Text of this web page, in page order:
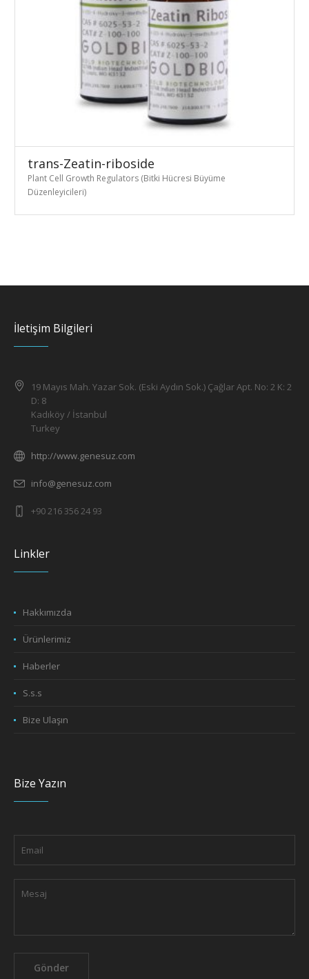
trans-Zeatin-riboside
Plant Cell Growth Regulators (Bitki Hücresi Büyüme
Düzenleyicileri)
İletişim Bilgileri
19 Mayıs Mah. Yazar Sok. (Eski Aydın Sok.) Çağlar Apt. No: 2 K: 2
D: 8
Kadıköy / İstanbul
Turkey
http://www.genesuz.com
info@genesuz.com
+90 216 356 24 93
Linkler
Hakkımızda
Ürünlerimiz
Haberler
S.s.s
Bize Ulaşın
Bize Yazın